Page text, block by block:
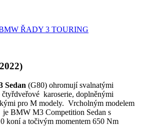
ŘADY 3 TOURING
Sedan (G80) ohromují svalnatými
karoserie, doplněnými
pro M modely. Vrcholným modelem
BMW M3 Competition Sedan s
koní a točivým momentem 650 Nm